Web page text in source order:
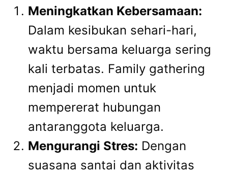
Meningkatkan Kebersamaan:
Dalam kesibukan sehari-hari,
waktu bersama keluarga sering
kali terbatas. Family gathering
menjadi momen untuk
mempererat hubungan
antaranggota keluarga.
Mengurangi Stres: Dengan
suasana santai dan aktivitas